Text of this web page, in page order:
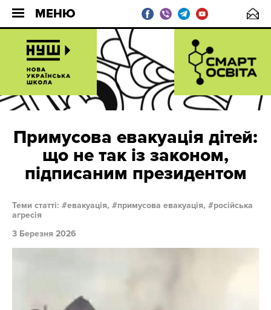
МЕНЮ
Примусова евакуація дітей:
що не так із законом,
підписаним президентом
Теми статті: евакуація, примусова евакуація,
російська
агресія
3 Березня 2026